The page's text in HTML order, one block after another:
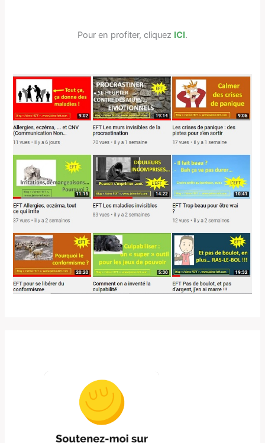
Pour en profiter, cliquez ICI.